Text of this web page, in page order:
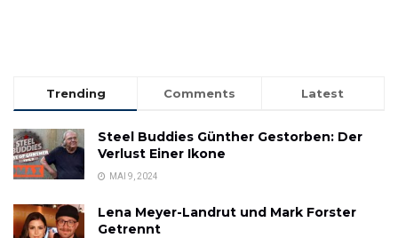
Trending Comments Latest
Steel Buddies Günther Gestorben: Der
Verlust Einer Ikone
MAI 9, 2024
Lena Meyer-Landrut und Mark Forster
Getrennt